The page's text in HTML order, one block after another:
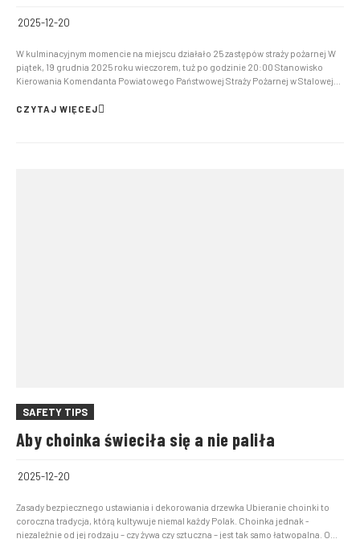
2025-12-20
W kulminacyjnym momencie na miejscu działało 25 zastępów straży pożarnej W
piątek, 19 grudnia 2025 roku wieczorem, tuż po godzinie 20:00 Stanowisko
Kierowania Komendanta Powiatowego Państwowej Straży Pożarnej w Stalowej
przetwarzającym paliwa alternatywne, zlokalizowanej prz...
CZYTAJ WIĘCEJ
SAFETY TIPS
Aby choinka świeciła się a nie paliła
2025-12-20
Zasady bezpiecznego ustawiania i dekorowania drzewka Ubieranie choinki to
coroczna tradycja, którą kultywuje niemal każdy Polak. Choinka jednak -
niezależnie od jej rodzaju – czy żywa czy sztuczna – jest tak samo łatwopalna. O